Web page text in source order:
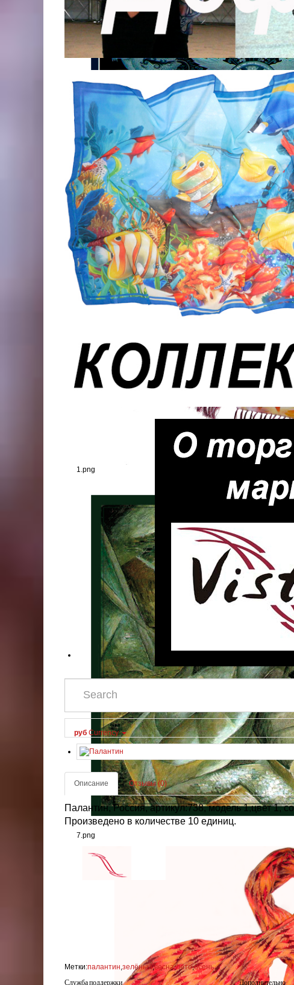
2.png
1.png
7.png
руб Currency
Описание Отзывы (0)
Палантин, Россия, артикул:738, модель 1,цвет 1,
Произведено в количестве 10 единиц.
Метки:палантин,зелёный,весна,лето,осень
Служба поддержки Дополнительно